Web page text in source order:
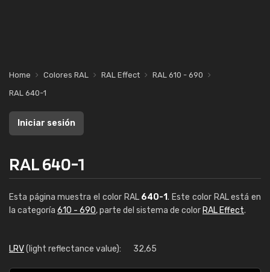
Home Colores RAL RAL Effect
RAL 610 - 690
RAL 640-1
Iniciar sesión
RAL 640-1
Esta página muestra el color RAL 640-1. Este color RAL está en
la categoría 610 - 690, parte del sistema de color RAL Effect.
LRV(light reflectance value): 32,65